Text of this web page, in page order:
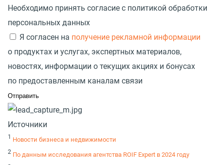
Необходимо принять согласие с политикой обработки
персональных данных
Я согласен на получение рекламной информации
о продуктах и услугах, экспертных материалов,
новостях, информации о текущих акциях и бонусах
по предоставленным каналам связи
Источники
1 Новости бизнеса и недвижимости
2 По данным исследования агентства ROIF Expert в 2024 году